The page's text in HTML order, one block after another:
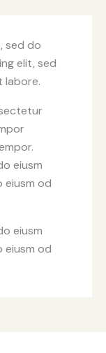
sed do
elit, sed
labore.
eiusm
eiusm od
eiusm
eiusm od